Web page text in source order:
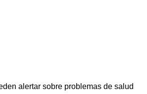
alertar sobre problemas de salud